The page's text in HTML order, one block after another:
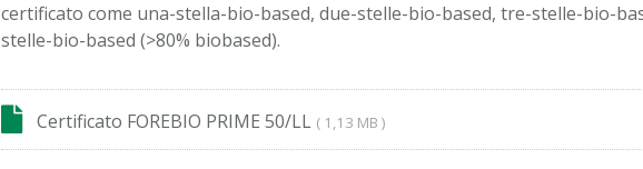
certificato come una-stella-bio-based, due-stelle-bio-based, tre-stelle-bio-
stelle-bio-based (>80% biobased).
Certificato FOREBIO PRIME 50/LL ( 1,13 MB )